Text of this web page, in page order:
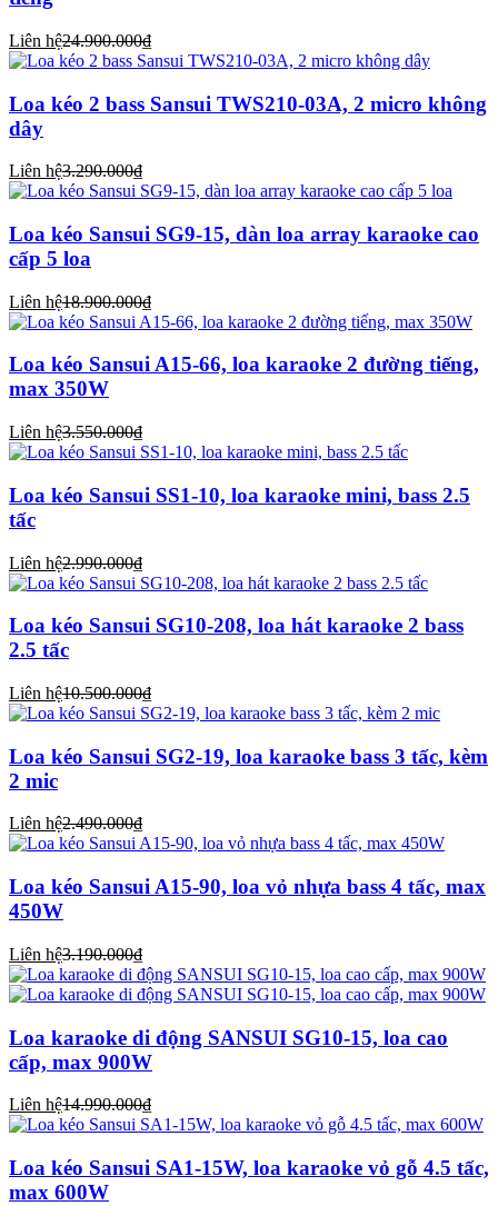
Liên hệ24.900.000₫
Loa kéo 2 bass Sansui TWS210-03A, 2 micro không
dây
Liên hệ3.290.000₫
Loa kéo Sansui SG9-15, dàn loa array karaoke cao
cấp 5 loa
Liên hệ18.900.000₫
Loa kéo Sansui A15-66, loa karaoke 2 đường tiếng,
max 350W
Liên hệ3.550.000₫
Loa kéo Sansui SS1-10, loa karaoke mini, bass 2.5
tấc
Liên hệ2.990.000₫
Loa kéo Sansui SG10-208, loa hát karaoke 2 bass
2.5 tấc
Liên hệ10.500.000₫
Loa kéo Sansui SG2-19, loa karaoke bass 3 tấc, kèm
2 mic
Liên hệ2.490.000₫
Loa kéo Sansui A15-90, loa vỏ nhựa bass 4 tấc, max
450W
Liên hệ3.190.000₫
Loa karaoke di động SANSUI SG10-15, loa cao
cấp, max 900W
Liên hệ14.990.000₫
Loa kéo Sansui SA1-15W, loa karaoke vỏ gỗ 4.5 tấc,
max 600W